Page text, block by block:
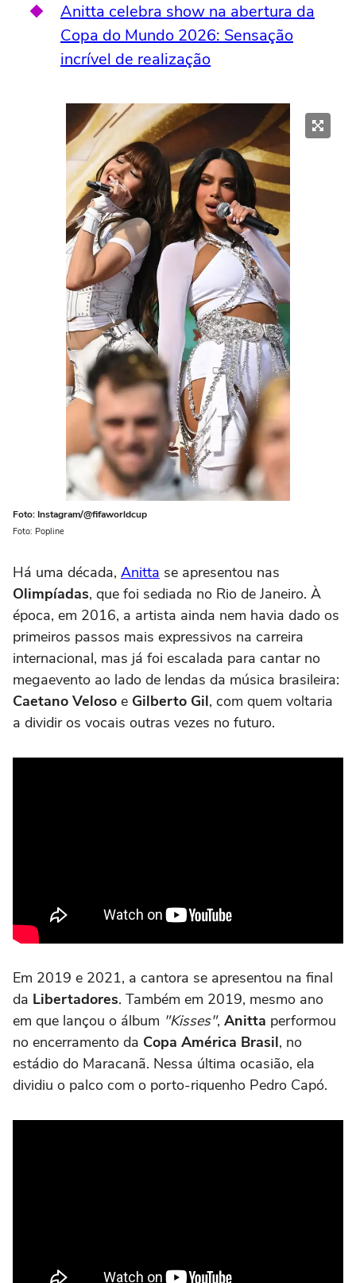
Anitta celebra show na abertura da
Copa do Mundo 2026: Sensação
incrível de realização
Foto: Instagram/@fifaworldcup
Foto: Popline
Há uma década, Anitta se apresentou nas
Olimpíadas, que foi sediada no Rio de Janeiro. À
época, em 2016, a artista ainda nem havia dado os
primeiros passos mais expressivos na carreira
internacional, mas já foi escalada para cantar no
megaevento ao lado de lendas da música brasileira:
Caetano Veloso e Gilberto Gil, com quem voltaria
a dividir os vocais outras vezes no futuro.
Em 2019 e 2021, a cantora se apresentou na final
da Libertadores. Também em 2019, mesmo ano
em que lançou o álbum "Kisses", Anitta performou
no encerramento da Copa América Brasil, no
estádio do Maracanã. Nessa última ocasião, ela
dividiu o palco com o porto-riquenho Pedro Capó.